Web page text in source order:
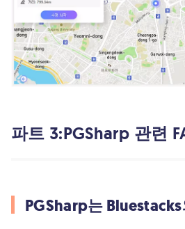
파트 3:PGSharp 관련
PGSharp는